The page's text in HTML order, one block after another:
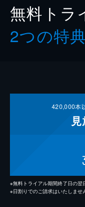
無料トラ
2つの特典
420,000本
※無料トライアル期間終了日の翌
※日割りでのご請求はいたしませ